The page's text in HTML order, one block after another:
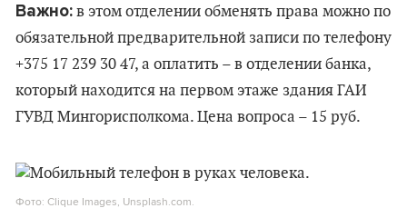
Важно: в этом отделении обменять права можно по
обязательной предварительной записи по телефону
+375 17 239 30 47, а оплатить – в отделении банка,
который находится на первом этаже здания ГАИ
ГУВД Мингорисполкома. Цена вопроса – 15 руб.
Фото: Clique Images, Unsplash.com.